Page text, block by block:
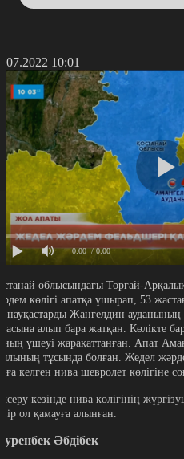
10:01
0:00 / 0:00
облысындағы Торғай-
көлігі апатқа ұшырап, 53
науқастарды Жангелдин
алып бара жатқан. Көлікте
үшеуі жарақаттанған. Апат
тұсында болған. Жедел
келген нива шевролет көлігіне
кезінде нива көлігінің
ол қамауға алынған.
Әбдібек